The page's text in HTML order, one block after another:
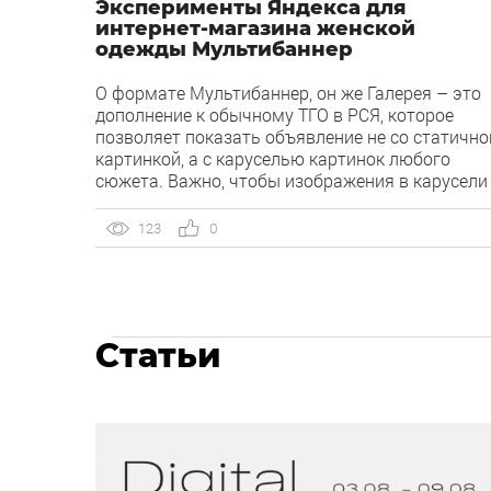
Эксперименты Яндекса для
интернет-магазина женской
одежды Мультибаннер
О формате Мультибаннер, он же Галерея – это
дополнение к обычному ТГО в РСЯ, которое
позволяет показать объявление не со
картинкой, а с каруселью картинок любого
сюжета. Важно, чтобы изображения в карусели
и тому товару, который продвигается в рамках
конкретной группы. Мультибаннер
123 0
Статьи